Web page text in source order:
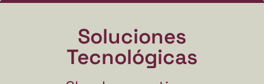
Soluciones
Tecnológicas